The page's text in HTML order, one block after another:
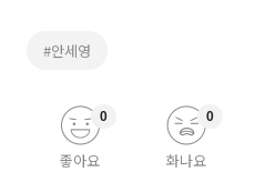
#안세영
좋아요
0
화나요
0